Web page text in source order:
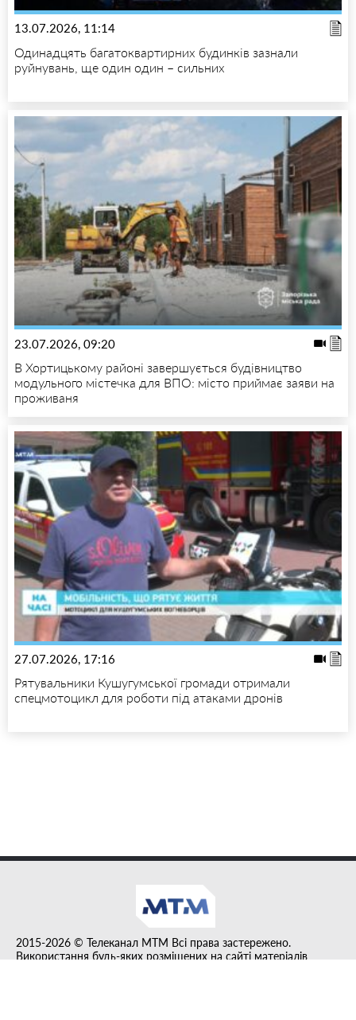
13.07.2026, 11:14
Одинадцять багатоквартирних будинків зазнали
руйнувань, ще один один – сильних
23.07.2026, 09:20
В Хортицькому районі завершується будівництво
модульного містечка для ВПО: місто приймає заяви на
проживаня
27.07.2026, 17:16
Рятувальники Кушугумської громади отримали
спецмотоцикл для роботи під атаками дронів
2015-2026 © Телеканал MTM Всі права застережено.
Використання будь-яких розміщених на сайті матеріалів